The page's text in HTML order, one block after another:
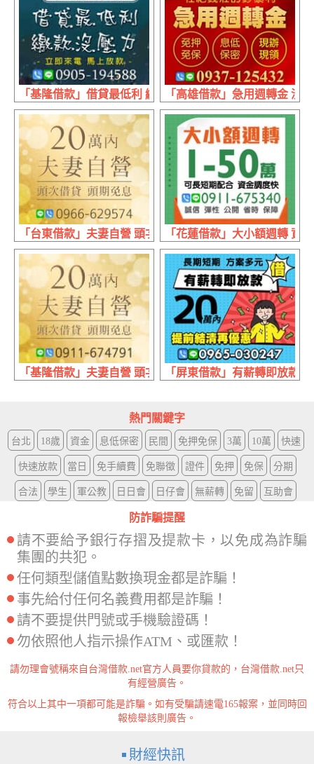
「基隆借款」借貸最低利 繳款沒壓力 | 立即來電 馬上放款
「高雄借款」急用週轉金 沒
「台東借款」夫妻自營 頭次借貸 | 20萬內 頭期免息
「花蓮借款」大小額週轉 資
「基隆借款」夫妻自營 頭次借貸 | 20萬內 頭期免息
「屏東借款」有薪轉即放款
熱門關鍵字
台北 18歲 資金 息低保密 民間 免押免保 3萬 10萬 快速
快速放款 當日 免手續費 免聯徵 證件 免押 免保 分期
合法 學生 軍公教 日日會 日仔會 無薪轉 免留 互助會
防詐騙提醒
請不要給予銀行存摺及提款卡，以免成為詐騙
集團的共犯。
任何類型儲值點數換現金都是詐騙！
事先給付任何名義費用都是詐騙！
請不要提供門號或手機驗證碼！
勿依照他人指示操作ATM、或匯款！
請勿理會號稱來自台灣借款.net官方人員要你貸款的，台灣借款.net只
有經營廣告。
符合以上其中一項都可能是詐騙。如有受騙請速電165報案，並同時回
報檢舉該則廣告。
財經快訊